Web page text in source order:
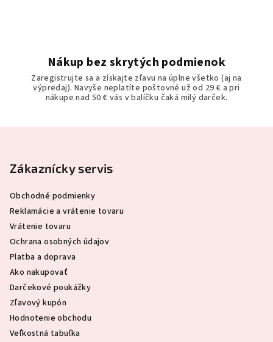
Nákup bez skrytých podmienok
Zaregistrujte sa a získajte zľavu na úplne všetko (aj na
výpredaj). Navyše neplatíte poštovné už od 29 € a pri
nákupe nad 50 € vás v balíčku čaká milý darček.
Zákaznícky servis
Obchodné podmienky
Reklamácie a vrátenie tovaru
Vrátenie tovaru
Ochrana osobných údajov
Platba a doprava
Ako nakupovať
Darčekové poukážky
Zľavový kupón
Hodnotenie obchodu
Veľkostná tabuľka